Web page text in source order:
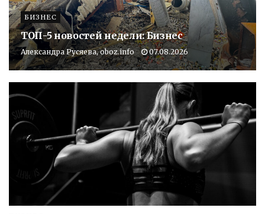
БИЗНЕС
ТОП-5 новостей недели: Бизнес
Александра Русяева, oboz.info 07.08.2026